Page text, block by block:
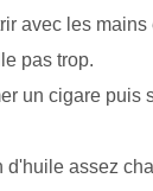
avec les
pas trop.
un cigare puis
d'huile assez